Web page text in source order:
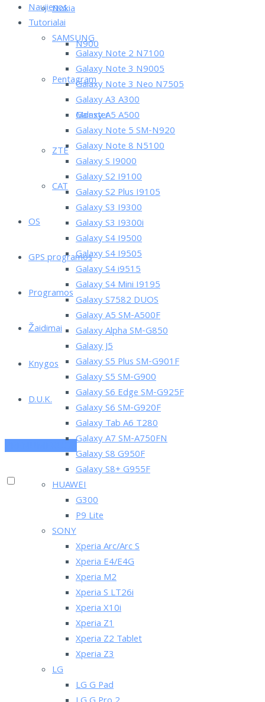
Nokia
N900
Pentagram
Monster
ZTE
CAT
OS
GPS programos
Programos
Žaidimai
Knygos
D.U.K.
Naujienos
Tutorialai
SAMSUNG
Galaxy Note 2 N7100
Galaxy Note 3 N9005
Galaxy Note 3 Neo N7505
Galaxy A3 A300
Galaxy A5 A500
Galaxy Note 5 SM-N920
Galaxy Note 8 N5100
Galaxy S I9000
Galaxy S2 I9100
Galaxy S2 Plus I9105
Galaxy S3 I9300
Galaxy S3 I9300i
Galaxy S4 I9500
Galaxy S4 I9505
Galaxy S4 i9515
Galaxy S4 Mini I9195
Galaxy S7582 DUOS
Galaxy A5 SM-A500F
Galaxy Alpha SM-G850
Galaxy J5
Galaxy S5 Plus SM-G901F
Galaxy S5 SM-G900
Galaxy S6 Edge SM-G925F
Galaxy S6 SM-G920F
Galaxy Tab A6 T280
Galaxy A7 SM-A750FN
Galaxy S8 G950F
Galaxy S8+ G955F
HUAWEI
G300
P9 Lite
SONY
Xperia Arc/Arc S
Xperia E4/E4G
Xperia M2
Xperia S LT26i
Xperia X10i
Xperia Z1
Xperia Z2 Tablet
Xperia Z3
LG
LG G Pad